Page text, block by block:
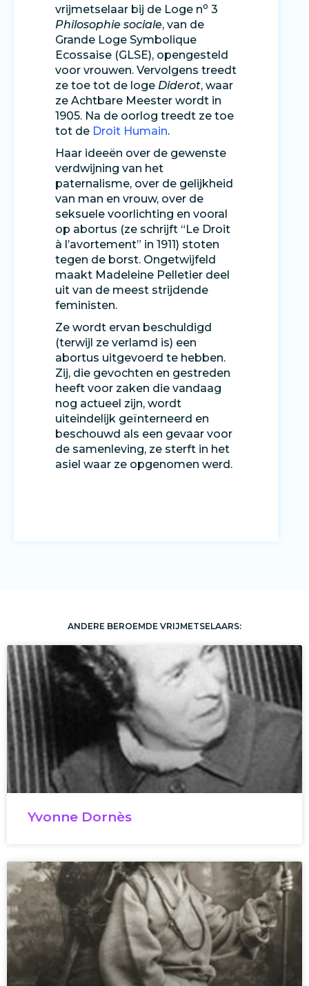
vrijmetselaar bij de Loge no 3
Philosophie sociale, van de
Grande Loge Symbolique
Ecossaise (GLSE), opengesteld
voor vrouwen. Vervolgens treedt
ze toe tot de loge Diderot, waar
ze Achtbare Meester wordt in
1905. Na de oorlog treedt ze toe
tot de Droit Humain.
Haar ideeën over de gewenste
verdwijning van het
paternalisme, over de gelijkheid
van man en vrouw, over de
seksuele voorlichting en vooral
op abortus (ze schrijft “Le Droit
à l’avortement” in 1911) stoten
tegen de borst. Ongetwijfeld
maakt Madeleine Pelletier deel
uit van de meest strijdende
feministen.
Ze wordt ervan beschuldigd
(terwijl ze verlamd is) een
abortus uitgevoerd te hebben.
Zij, die gevochten en gestreden
heeft voor zaken die vandaag
nog actueel zijn, wordt
uiteindelijk geïnterneerd en
beschouwd als een gevaar voor
de samenleving, ze sterft in het
asiel waar ze opgenomen werd.
ANDERE BEROEMDE VRIJMETSELAARS:
Yvonne Dornès